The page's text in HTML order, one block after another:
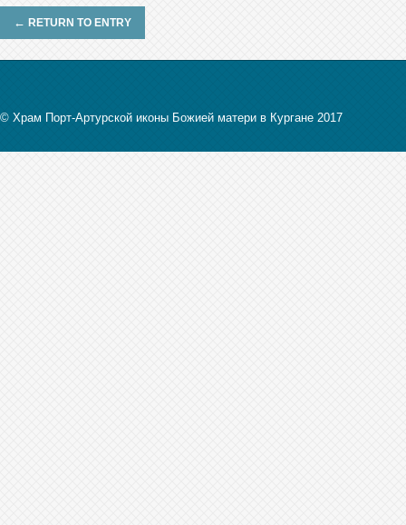
← RETURN TO ENTRY
© Храм Порт-Артурской иконы Божией матери в Кургане 2017